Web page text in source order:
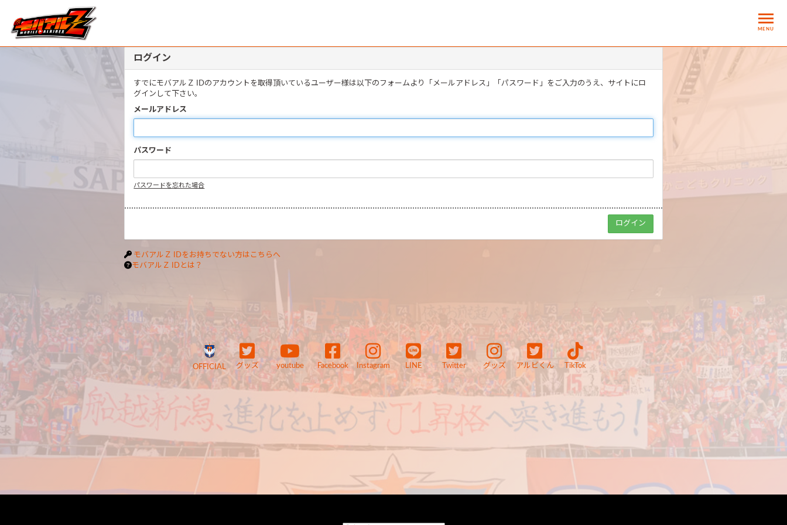
MENU
ログイン
すでにモバアルＺ IDのアカウントを取得頂いているユーザー様は以下のフォームより「メールアドレス」「パスワード」をご入力のうえ、サイトにロ
グインして下さい。
メールアドレス
パスワード
パスワードを忘れた場合
モバアルＺ IDをお持ちでない方はこちらへ
モバアルＺ IDとは？
OFFICIAL グッズ youtube Facebook Instagram LINE Twitter グッズ アルビくん TikTok